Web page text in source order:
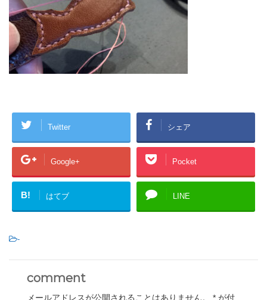
Twitter シェア
Google+ Pocket
B! はてブ LINE
-
comment
メールアドレスが公開されることはありません。 * が付